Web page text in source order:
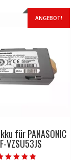
ANGEBOT!
für PANASONIC
VZSU53JS